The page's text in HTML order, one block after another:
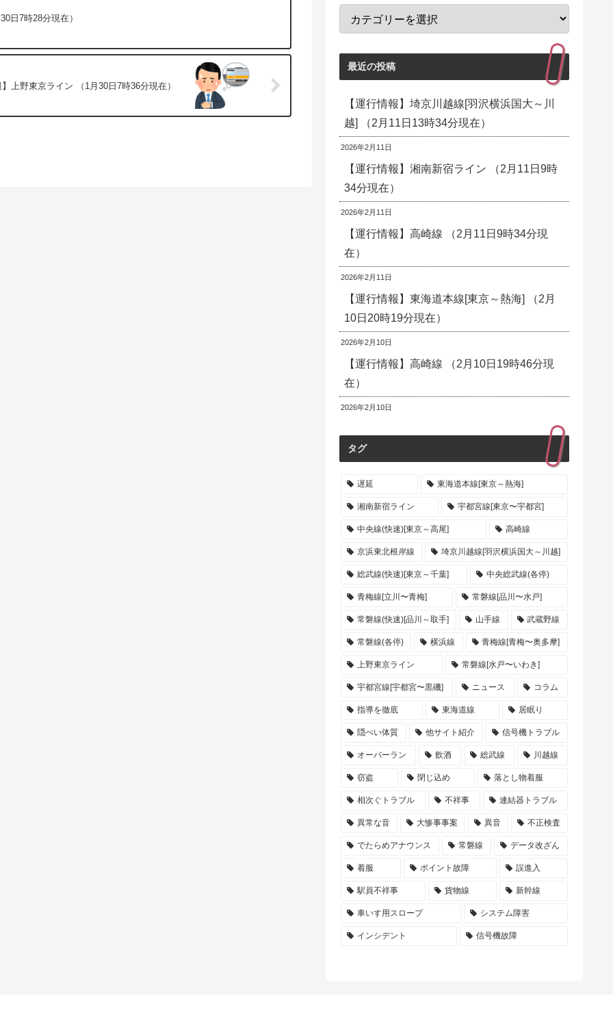
日7時28分現在）
】上野東京ライン （1月30日7時36分現在）
最近の投稿
【運行情報】埼京川越線[羽沢横浜国大～川
越] （2月11日13時34分現在）
2026年2月11日
【運行情報】湘南新宿ライン （2月11日9時
34分現在）
2026年2月11日
【運行情報】高崎線 （2月11日9時34分現
在）
2026年2月11日
【運行情報】東海道本線[東京～熱海] （2月
10日20時19分現在）
2026年2月10日
【運行情報】高崎線 （2月10日19時46分現
在）
2026年2月10日
タグ
遅延 東海道本線[東京～熱海]
湘南新宿ライン 宇都宮線[東京〜宇都宮]
中央線(快速)[東京～高尾] 高崎線
京浜東北根岸線 埼京川越線[羽沢横浜国大～川越]
総武線(快速)[東京～千葉] 中央総武線(各停)
青梅線[立川〜青梅] 常磐線[品川〜水戸]
常磐線(快速)[品川～取手] 山手線 武蔵野線
常磐線(各停) 横浜線 青梅線[青梅〜奥多摩]
上野東京ライン 常磐線[水戸〜いわき]
宇都宮線[宇都宮〜黒磯] ニュース コラム
指導を徹底 東海道線 居眠り
隠ぺい体質 他サイト紹介 信号機トラブル
オーバーラン 飲酒 総武線 川越線
窃盗 閉じ込め 落とし物着服
相次ぐトラブル 不祥事 連結器トラブル
異常な音 大惨事事案 異音 不正検査
でたらめアナウンス 常磐線 データ改ざん
着服 ポイント故障 誤進入
駅員不祥事 貨物線 新幹線
車いす用スロープ システム障害
インシデント 信号機故障